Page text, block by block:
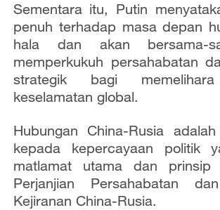
Sementara itu, Putin
penuh terhadap masa depan
hala dan akan bersama-
memperkukuh persahabatan
strategik bagi
keselamatan global.
Hubungan China-Rusia
kepada kepercayaan politik
matlamat utama dan prinsip
Perjanjian Persahabatan
Kejiranan China-Rusia.